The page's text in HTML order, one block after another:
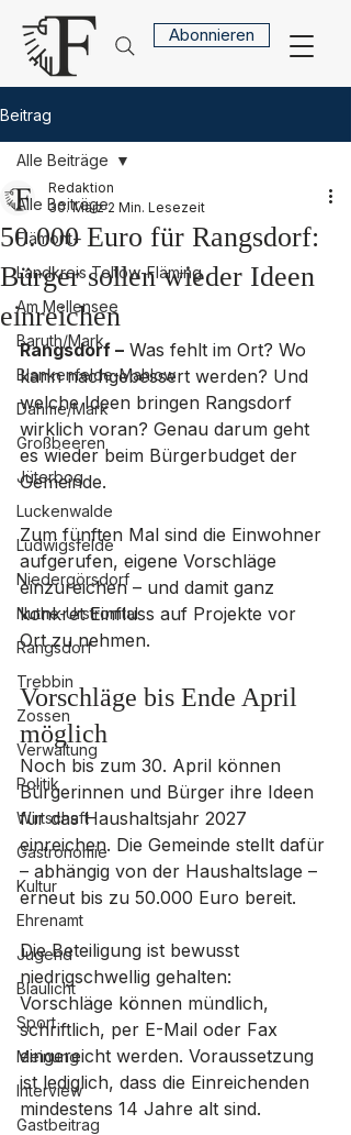
Abonnieren
Beitrag
Alle Beiträge
Flämont+
Landkreis Teltow-Fläming
Am Mellensee
Baruth/Mark
Blankenfelde-Mahlow
Dahme/Mark
Großbeeren
Jüterbog
Luckenwalde
Ludwigsfelde
Niedergörsdorf
Nuthe-Urstromtal
Rangsdorf
Trebbin
Zossen
Verwaltung
Politik
Wirtschaft
Gastronomie
Kultur
Ehrenamt
Jugend
Blaulicht
Sport
Meinung
Interview
Gastbeitrag
Alle Beiträge
50.000 Euro für Rangsdorf:
Bürger sollen wieder Ideen
einreichen
Redaktion
30. März 2 Min. Lesezeit
Rangsdorf – Was fehlt im Ort? Wo
kann nachgebessert werden? Und
welche Ideen bringen Rangsdorf
wirklich voran? Genau darum geht
es wieder beim Bürgerbudget der
Gemeinde.
Zum fünften Mal sind die Einwohner
aufgerufen, eigene Vorschläge
einzureichen – und damit ganz
konkret Einfluss auf Projekte vor
Ort zu nehmen.
Vorschläge bis Ende April
möglich
Noch bis zum 30. April können
Bürgerinnen und Bürger ihre Ideen
für das Haushaltsjahr 2027
einreichen. Die Gemeinde stellt dafür
– abhängig von der Haushaltslage –
erneut bis zu 50.000 Euro bereit.
Die Beteiligung ist bewusst
niedrigschwellig gehalten:
Vorschläge können mündlich,
schriftlich, per E-Mail oder Fax
eingereicht werden. Voraussetzung
ist lediglich, dass die Einreichenden
mindestens 14 Jahre alt sind.